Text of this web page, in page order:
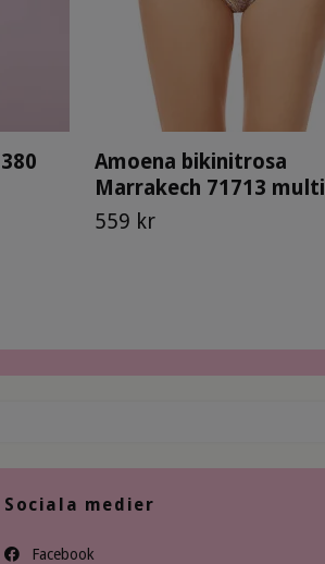
Amoena bikinitrosa
Marrakech 71713 multi
559 kr
Sociala medier
Facebook